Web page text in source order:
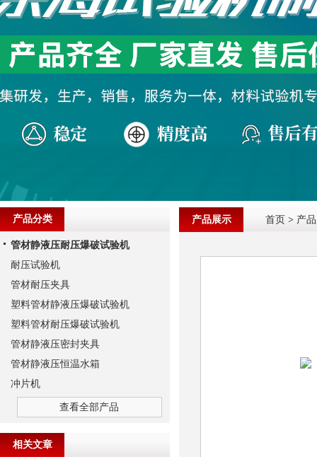
产品展示 首页 > 产
产品分类
管材静液压耐压爆破试验机
耐压试验机
管材耐压夹具
塑料管材静液压爆破试验机
塑料管材耐压爆破试验机
管材静液压密封夹具
管材静液压恒温水箱
冲片机
查看全部产品
相关文章